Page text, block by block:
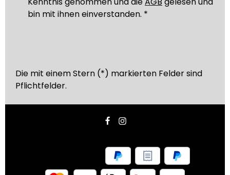
bin mit ihnen einverstanden. *
Die mit einem Stern (*) markierten Felder sind
Pflichtfelder.